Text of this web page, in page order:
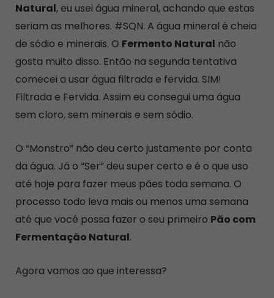
Natural, eu usei água mineral, achando que estas
seriam as melhores. #SQN. A água mineral é cheia
de sódio e minerais. O Fermento Natural não
gosta muito disso. Então na segunda tentativa
comecei a usar água filtrada e fervida. SIM!
Filtrada e Fervida. Assim eu consegui uma água
sem cloro, sem minerais e sem sódio.
O “Monstro” não deu certo justamente por conta
da água. Já o “Ser” deu super certo e é o que uso
até hoje para fazer meus pães toda semana. O
processo todo leva mais ou menos uma semana
até que você possa fazer o seu primeiro Pão com
Fermentação Natural.
Agora vamos ao que interessa?